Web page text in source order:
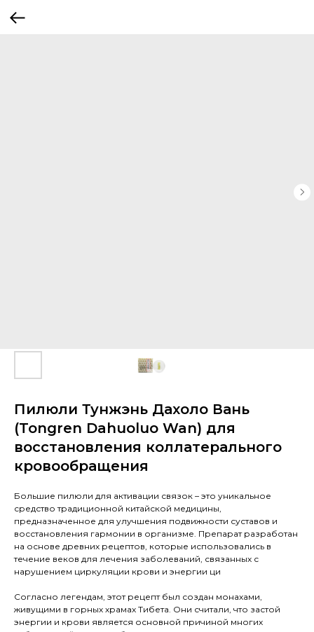
Пилюли Тунжэнь Дахоло Вань
(Tongren Dahuoluo Wan) для
восстановления коллатерального
кровообращения
Большие пилюли для активации связок – это уникальное
средство традиционной китайской медицины,
предназначенное для улучшения подвижности суставов и
восстановления гармонии в организме. Препарат разработан
на основе древних рецептов, которые использовались в
течение веков для лечения заболеваний, связанных с
нарушением циркуляции крови и энергии ци
Согласно легендам, этот рецепт был создан монахами,
живущими в горных храмах Тибета. Они считали, что застой
энергии и крови является основной причиной многих